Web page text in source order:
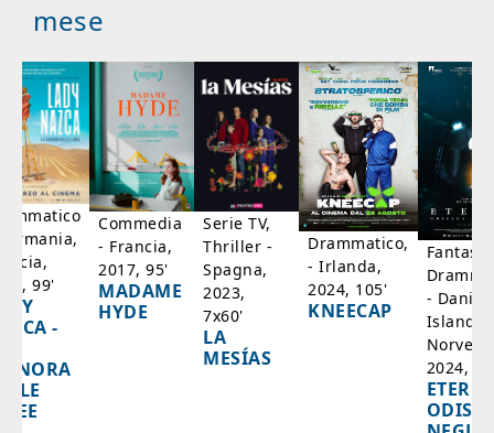
mese
99'
-
Commedia
- Francia,
2017, 95'
MADAME
HYDE
Serie TV,
Thriller -
Spagna,
2023,
7x60'
LA
MESÍAS
Drammatico,
- Irlanda,
2024, 105'
KNEECAP
-
Islanda,
2024,